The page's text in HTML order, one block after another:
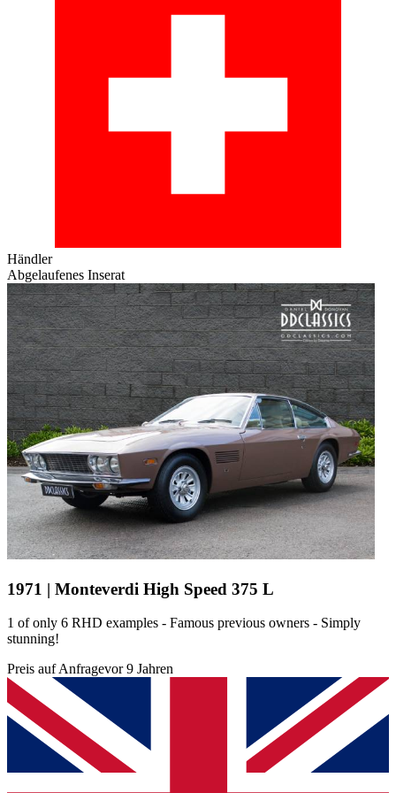
Händler
Abgelaufenes Inserat
1971 | Monteverdi High Speed 375 L
1 of only 6 RHD examples - Famous previous owners - Simply
stunning!
Preis auf Anfragevor 9 Jahren